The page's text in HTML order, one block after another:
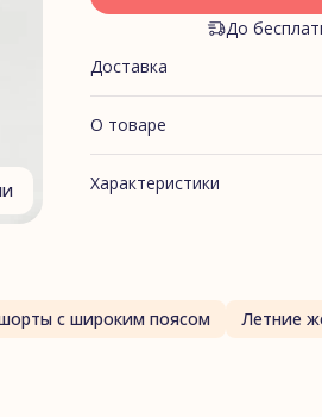
До
Доставка
О товаре
ОБХВАТ ТАЛИИ: 86-91
ОБХВАТ ЯГОДИЦ: 108-114
Характеристики
Группа склейки
с широким поясом Летние